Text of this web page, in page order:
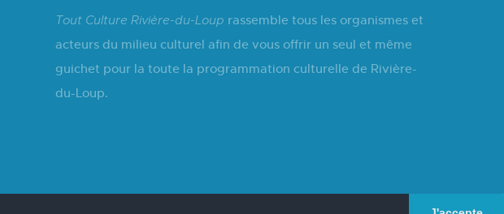
Tout Culture Rivière-du-Loup rassemble tous les organismes et
acteurs du milieu culturel afin de vous offrir un seul et même
guichet pour la toute la programmation culturelle de Rivière-
du-Loup.